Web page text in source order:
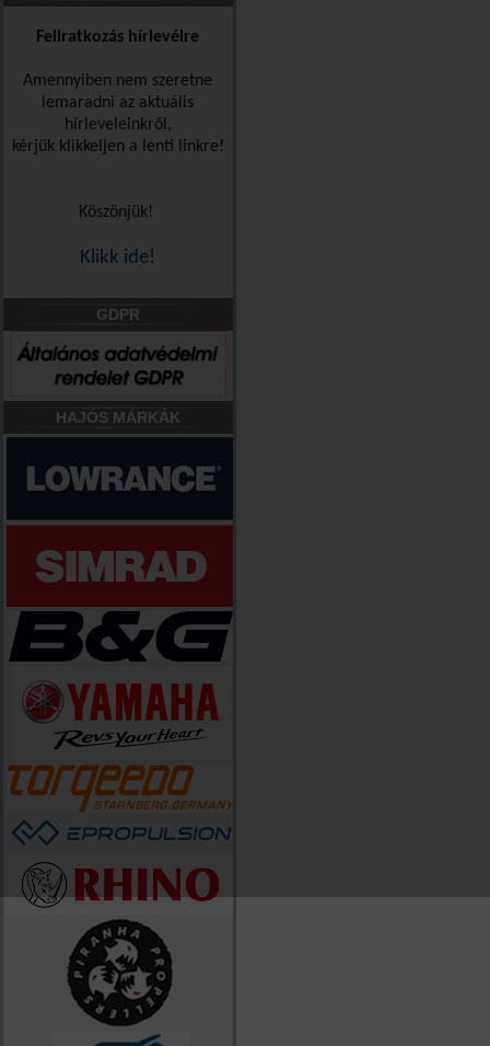
Feliratkozás hírlevélre
Amennyiben nem szeretne
lemaradni az aktuális
hírleveleinkről,
kérjük klikkeljen a lenti linkre!
Köszönjük!
Klikk ide!
GDPR
HAJÓS MÁRKÁK